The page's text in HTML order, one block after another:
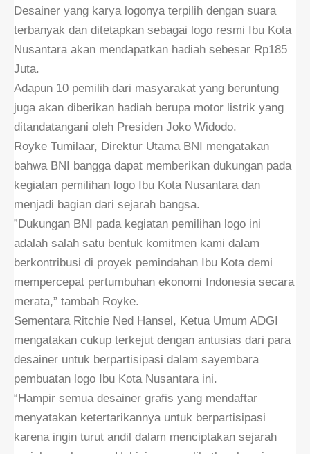
Desainer yang karya logonya terpilih dengan suara
terbanyak dan ditetapkan sebagai logo resmi Ibu Kota
Nusantara akan mendapatkan hadiah sebesar Rp185
Juta.
Adapun 10 pemilih dari masyarakat yang beruntung
juga akan diberikan hadiah berupa motor listrik yang
ditandatangani oleh Presiden Joko Widodo.
Royke Tumilaar, Direktur Utama BNI mengatakan
bahwa BNI bangga dapat memberikan dukungan pada
kegiatan pemilihan logo Ibu Kota Nusantara dan
menjadi bagian dari sejarah bangsa.
”Dukungan BNI pada kegiatan pemilihan logo ini
adalah salah satu bentuk komitmen kami dalam
berkontribusi di proyek pemindahan Ibu Kota demi
mempercepat pertumbuhan ekonomi Indonesia secara
merata,” tambah Royke.
Sementara Ritchie Ned Hansel, Ketua Umum ADGI
mengatakan cukup terkejut dengan antusias dari para
desainer untuk berpartisipasi dalam sayembara
pembuatan logo Ibu Kota Nusantara ini.
“Hampir semua desainer grafis yang mendaftar
menyatakan ketertarikannya untuk berpartisipasi
karena ingin turut andil dalam menciptakan sejarah